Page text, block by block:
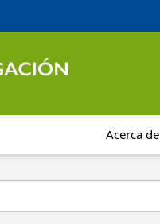
Acerca de